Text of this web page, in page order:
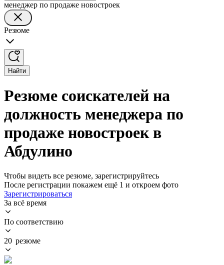
менеджер по продаже новостроек
Резюме
Найти
Резюме соискателей на
должность менеджера по
продаже новостроек в
Абдулино
Чтобы видеть все резюме, зарегистрируйтесь
После регистрации покажем ещё 1 и откроем фото
Зарегистрироваться
За всё время
По соответствию
20 резюме